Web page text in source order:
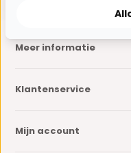
Meer informatie
Klantenservice
Mijn account